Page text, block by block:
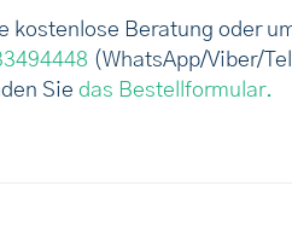
kostenlose Beratung oder
(WhatsApp/Viber/
Sie das Bestellformular.